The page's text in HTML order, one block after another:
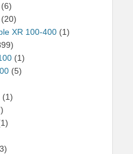
(6)
(20)
XR 100-400 (1)
(1)
(5)
(1)